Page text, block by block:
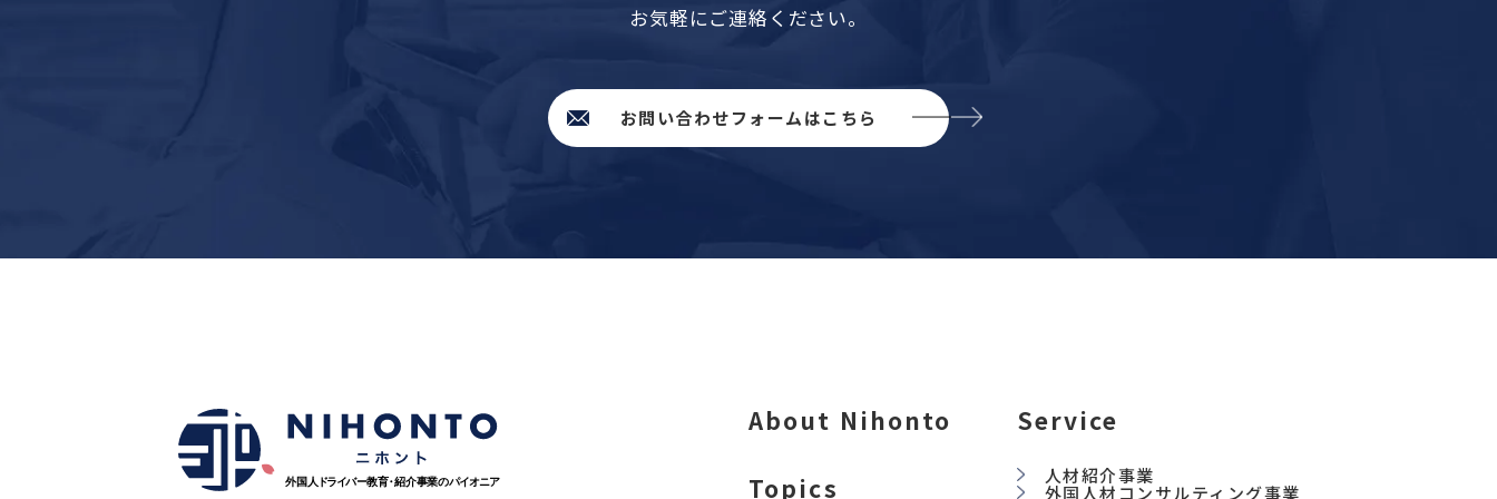
お気軽にご連絡ください。
お問い合わせフォームはこちら
About Nihonto
Topics
Service
人材紹介事業
外国人材コンサルティング事業